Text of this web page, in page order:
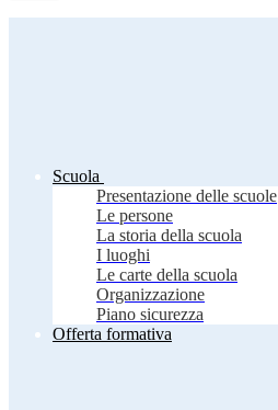
Scuola
Presentazione delle scuole
Le persone
La storia della scuola
I luoghi
Le carte della scuola
Organizzazione
Piano sicurezza
Offerta formativa